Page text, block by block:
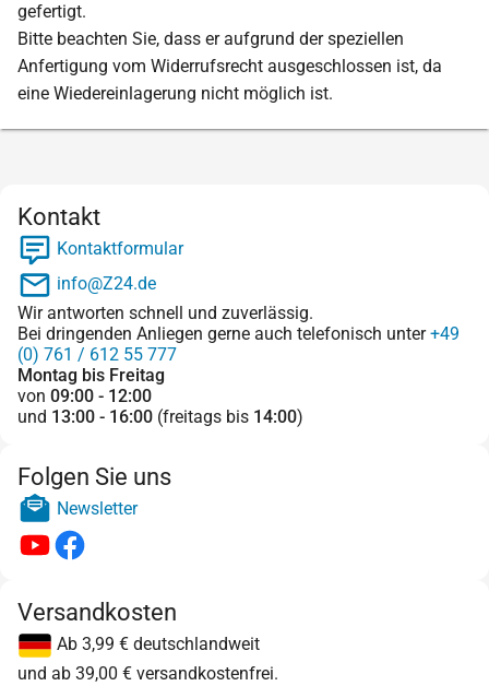
gefertigt.
Bitte beachten Sie, dass er aufgrund der speziellen
Anfertigung vom Widerrufsrecht ausgeschlossen ist, da
eine Wiedereinlagerung nicht möglich ist.
Kontakt
Kontaktformular
info@Z24.de
Wir antworten schnell und zuverlässig.
Bei dringenden Anliegen gerne auch telefonisch unter+49
(0) 761 / 612 55 777
Montag bis Freitag
von 09:00 - 12:00
und 13:00 - 16:00 (freitags bis 14:00)
Folgen Sie uns
Newsletter
Versandkosten
Ab 3,99 € deutschlandweit
und ab 39,00 € versandkostenfrei.